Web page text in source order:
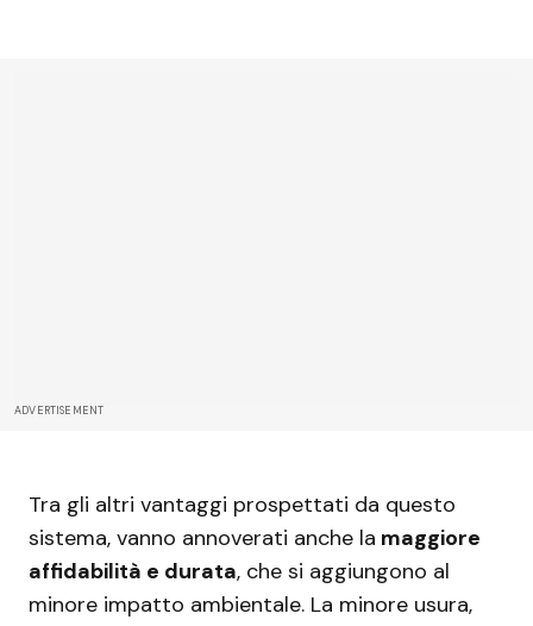
ADVERTISEMENT
Tra gli altri vantaggi prospettati da questo
sistema, vanno annoverati anche la maggiore
affidabilità e durata, che si aggiungono al
minore impatto ambientale. La minore usura,